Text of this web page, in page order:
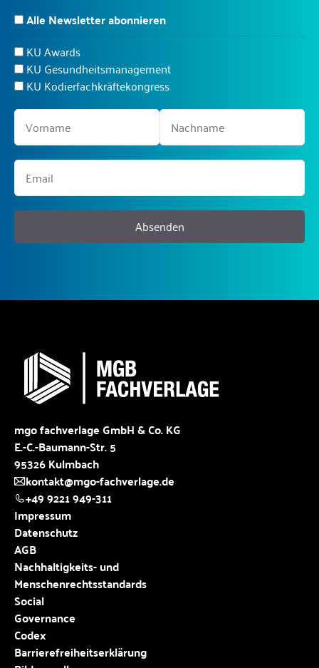
Alle Newsletter abonnieren
KU Awards
KU Gesundheitsmanagement
KU Kodierfachkräftekongress
Absenden
mgo fachverlage GmbH & Co. KG
E.-C.-Baumann-Str. 5
95326 Kulmbach
kontakt@mgo-fachverlage.de
+49 9221 949-311
Impressum
Datenschutz
AGB
Nachhaltigkeits- und
Menschenrechtsstandards
Social
Governance
Codex
Barrierefreiheitserklärung